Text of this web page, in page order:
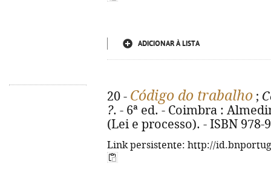
ADICIONAR À LISTA
20 - Código do trabalho ;
?. - 6ª ed. - Coimbra :
(Lei e processo). - ISBN 978-
Link persistente: http://